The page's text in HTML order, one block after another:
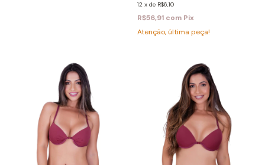
12 x de R$6,10
R$56,91 com Pix
Atenção, última peça!